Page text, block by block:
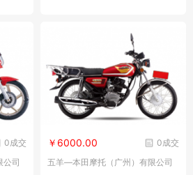
0成交
公司
0成交
￥6000.00
五羊—本田摩托（广州）有限公司